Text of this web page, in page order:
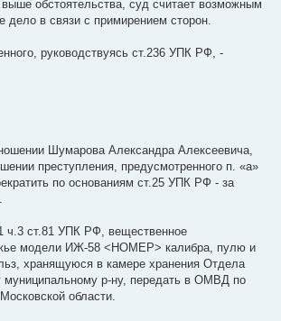
обстоятельства, суд считает возможным
дело в связи с примирением сторон.
руководствуясь ст.236 УПК РФ, -
Шумарова Александра Алексеевича,
преступления, предусмотренного п. «а»
по основаниям ст.25 УПК РФ - за
ч.3 ст.81 УПК РФ, вещественное
модели ИЖ-58 <НОМЕР> калибра, пулю и
хранящуюся в камере хранения Отдела
р-ну, передать в ОМВД по
области.